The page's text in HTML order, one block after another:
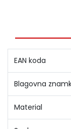
EAN koda
Blagovna
Material